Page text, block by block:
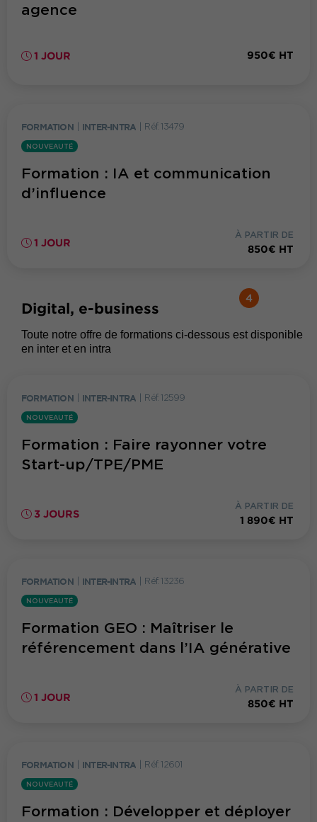
agence
1 JOUR 950€ HT
FORMATION INTER-INTRA Réf. 13479
NOUVEAUTÉ
Formation : IA et communication
d’influence
1 JOUR
À PARTIR DE
850€ HT
Digital, e-business
4
Toute notre offre de formations ci-dessous est disponible
en inter et en intra
FORMATION INTER-INTRA Réf. 12599
NOUVEAUTÉ
Formation : Faire rayonner votre
Start-up/TPE/PME
3 JOURS
À PARTIR DE
1 890€ HT
FORMATION INTER-INTRA Réf. 13236
NOUVEAUTÉ
Formation GEO : Maîtriser le
référencement dans l’IA générative
1 JOUR
À PARTIR DE
850€ HT
FORMATION INTER-INTRA Réf. 12601
NOUVEAUTÉ
Formation : Développer et déployer